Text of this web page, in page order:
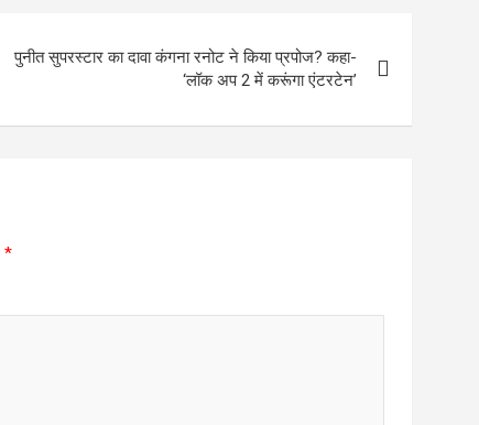
पुनीत सुपरस्टार का दावा कंगना रनोट ने किया प्रपोज? कहा-
‘लॉक अप 2 में करूंगा एंटरटेन’
*